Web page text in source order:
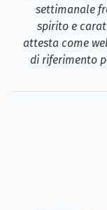
settimanale
spirito e
attesta come
di riferimento